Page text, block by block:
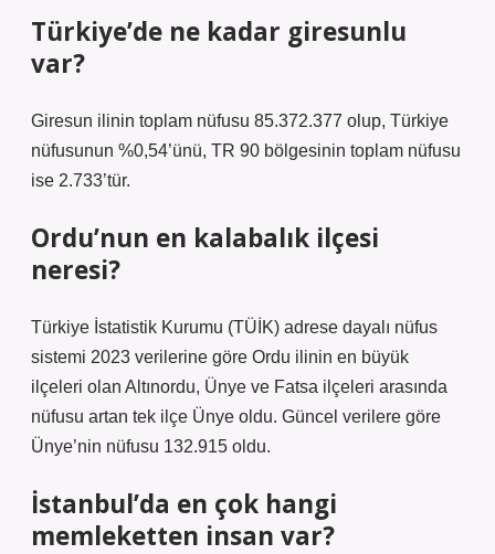
Türkiye’de ne kadar giresunlu
var?
Giresun ilinin toplam nüfusu 85.372.377 olup, Türkiye
nüfusunun %0,54’ünü, TR 90 bölgesinin toplam nüfusu
ise 2.733’tür.
Ordu’nun en kalabalık ilçesi
neresi?
Türkiye İstatistik Kurumu (TÜİK) adrese dayalı nüfus
sistemi 2023 verilerine göre Ordu ilinin en büyük
ilçeleri olan Altınordu, Ünye ve Fatsa ilçeleri arasında
nüfusu artan tek ilçe Ünye oldu. Güncel verilere göre
Ünye’nin nüfusu 132.915 oldu.
İstanbul’da en çok hangi
memleketten insan var?